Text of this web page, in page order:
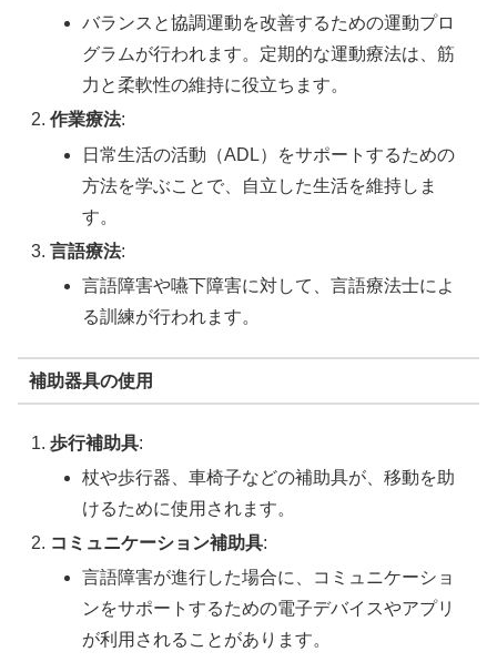
バランスと協調運動を改善するための運動プロ
グラムが行われます。定期的な運動療法は、筋
力と柔軟性の維持に役立ちます。
作業療法:
日常生活の活動（ADL）をサポートするための
方法を学ぶことで、自立した生活を維持しま
す。
言語療法:
言語障害や嚥下障害に対して、言語療法士によ
る訓練が行われます。
補助器具の使用
歩行補助具:
杖や歩行器、車椅子などの補助具が、移動を助
けるために使用されます。
コミュニケーション補助具:
言語障害が進行した場合に、コミュニケーショ
ンをサポートするための電子デバイスやアプリ
が利用されることがあります。